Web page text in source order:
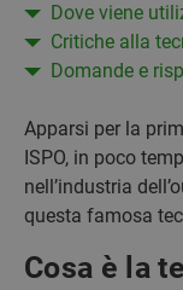
Dove viene
Critiche alla
Domande e
Apparsi per la
ISPO, in poco
nell’industria
questa famosa
Cosa è la